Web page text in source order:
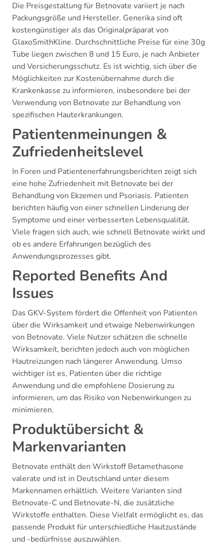
Die Preisgestaltung für Betnovate variiert je nach
Packungsgröße und Hersteller. Generika sind oft
kostengünstiger als das Originalpräparat von
GlaxoSmithKline. Durchschnittliche Preise für eine 30g
Tube liegen zwischen 8 und 15 Euro, je nach Anbieter
und Versicherungsschutz. Es ist wichtig, sich über die
Möglichkeiten zur Kostenübernahme durch die
Krankenkasse zu informieren, insbesondere bei der
Verwendung von Betnovate zur Behandlung von
spezifischen Hauterkrankungen.
Patientenmeinungen &
Zufriedenheitslevel
In Foren und Patientenerfahrungsberichten zeigt sich
eine hohe Zufriedenheit mit Betnovate bei der
Behandlung von Ekzemen und Psoriasis. Patienten
berichten häufig von einer schnellen Linderung der
Symptome und einer verbesserten Lebensqualität.
Viele fragen sich auch, wie schnell Betnovate wirkt und
ob es andere Erfahrungen bezüglich des
Anwendungsprozesses gibt.
Reported Benefits And
Issues
Das GKV-System fördert die Offenheit von Patienten
über die Wirksamkeit und etwaige Nebenwirkungen
von Betnovate. Viele Nutzer schätzen die schnelle
Wirksamkeit, berichten jedoch auch von möglichen
Hautreizungen nach längerer Anwendung. Umso
wichtiger ist es, Patienten über die richtige
Anwendung und die empfohlene Dosierung zu
informieren, um das Risiko von Nebenwirkungen zu
minimieren.
Produktübersicht &
Markenvarianten
Betnovate enthält den Wirkstoff Betamethasone
valerate und ist in Deutschland unter diesem
Markennamen erhältlich. Weitere Varianten sind
Betnovate-C und Betnovate-N, die zusätzliche
Wirkstoffe enthalten. Diese Vielfalt ermöglicht es, das
passende Produkt für unterschiedliche Hautzustände
und -bedürfnisse auszuwählen.